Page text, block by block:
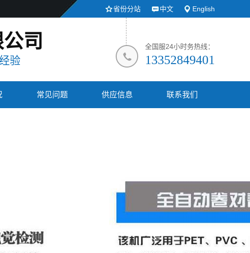
省份分站 中文 English
司
验
全国服24小时务热线：
13352849401
常见问题 供应信息 联系我们